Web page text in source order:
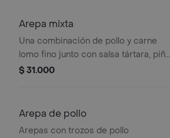
Arepa mixta
Una combinación de pollo y carne
lomo fino junto con salsa tártara, piña,
papa chongo y queso costeño.
$ 31.000
Arepa de pollo
Arepas con trozos de pollo